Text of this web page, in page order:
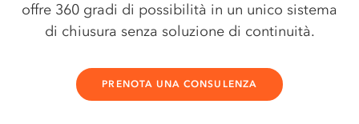
offre 360 gradi di possibilità in un unico sistema
di chiusura senza soluzione di continuità.
PRENOTA UNA CONSULENZA